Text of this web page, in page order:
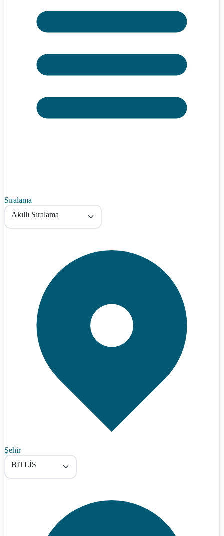
Sıralama
Akıllı Sıralama
Şehir
BİTLİS